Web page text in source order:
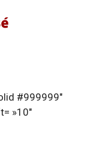
#999999″
»10″